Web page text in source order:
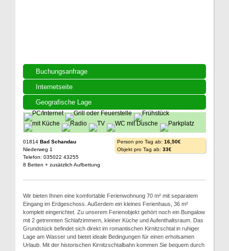
Buchungsanfrage
Internetseite
Geografische Lage
01814 Bad Schandau
Niederweg 1
Telefon: 035022 43255
8 Betten + zusätzlich Aufbettung
Person pro Tag ab: 16,50€
Objekt pro Tag ab: 33€
Wir bieten Ihnen eine komfortable Ferienwohnung 70 m² mit separatem
Eingang im Erdgeschoss. Außerdem ein kleines Ferienhaus, 36 m²
komplett eingerichtet. Zu unserem Ferienobjekt gehört noch ein Bungalow
mit 2 getrennten Schlafzimmern, kleiner Küche und Aufenthaltsraum. Das
Grundstück befindet sich direkt im romantischen Kirnitzschtal in ruhiger
Lage am Wasser und bietet ideale Bedingungen für einen erholsamen
Urlaub. Mit der historischen Kirnitzschtalbahn kommen Sie bequem durch